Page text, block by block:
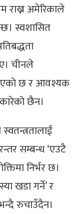
राख्न अमेरिकाले
स्वशासित
चीनले
छ र आवश्यक
छैन।
सम्बन्ध ‘एउटै
निर्भर छ।
खडा गर्ने’ र
भन्दै रुचाउँदैन।